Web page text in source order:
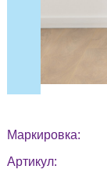
Маркировка:
Артикул: